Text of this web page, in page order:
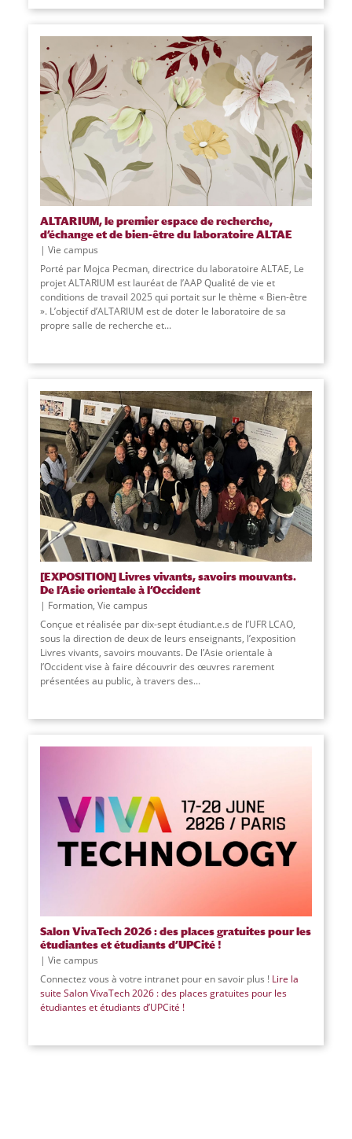
ALTARIUM, le premier espace de recherche,
d’échange et de bien-être du laboratoire ALTAE
Vie campus
Porté par Mojca Pecman, directrice du laboratoire ALTAE, Le
projet ALTARIUM est lauréat de l’AAP Qualité de vie et
conditions de travail 2025 qui portait sur le thème « Bien-être
». L’objectif d’ALTARIUM est de doter le laboratoire de sa
propre salle de recherche et...
[EXPOSITION] Livres vivants, savoirs mouvants.
De l’Asie orientale à l’Occident
Formation, Vie campus
Conçue et réalisée par dix-sept étudiant.e.s de l’UFR LCAO,
sous la direction de deux de leurs enseignants, l’exposition
Livres vivants, savoirs mouvants. De l’Asie orientale à
l’Occident vise à faire découvrir des œuvres rarement
présentées au public, à travers des...
Salon VivaTech 2026 : des places gratuites pour les
étudiantes et étudiants d’UPCité !
Vie campus
Connectez vous à votre intranet pour en savoir plus ! Lire la
suite Salon VivaTech 2026 : des places gratuites pour les
étudiantes et étudiants d’UPCité !